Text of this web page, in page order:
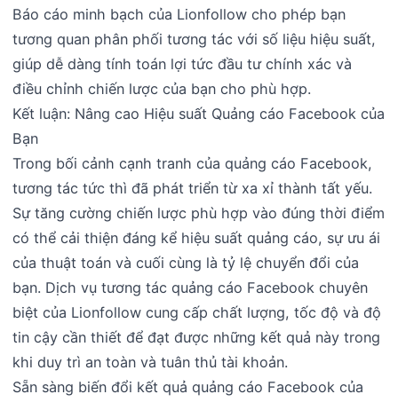
Báo cáo minh bạch của Lionfollow cho phép bạn
tương quan phân phối tương tác với số liệu hiệu suất,
giúp dễ dàng tính toán lợi tức đầu tư chính xác và
điều chỉnh chiến lược của bạn cho phù hợp.
Kết luận: Nâng cao Hiệu suất Quảng cáo Facebook của
Bạn
Trong bối cảnh cạnh tranh của quảng cáo Facebook,
tương tác tức thì đã phát triển từ xa xỉ thành tất yếu.
Sự tăng cường chiến lược phù hợp vào đúng thời điểm
có thể cải thiện đáng kể hiệu suất quảng cáo, sự ưu ái
của thuật toán và cuối cùng là tỷ lệ chuyển đổi của
bạn. Dịch vụ tương tác quảng cáo Facebook chuyên
biệt của Lionfollow cung cấp chất lượng, tốc độ và độ
tin cậy cần thiết để đạt được những kết quả này trong
khi duy trì an toàn và tuân thủ tài khoản.
Sẵn sàng biến đổi kết quả quảng cáo Facebook của